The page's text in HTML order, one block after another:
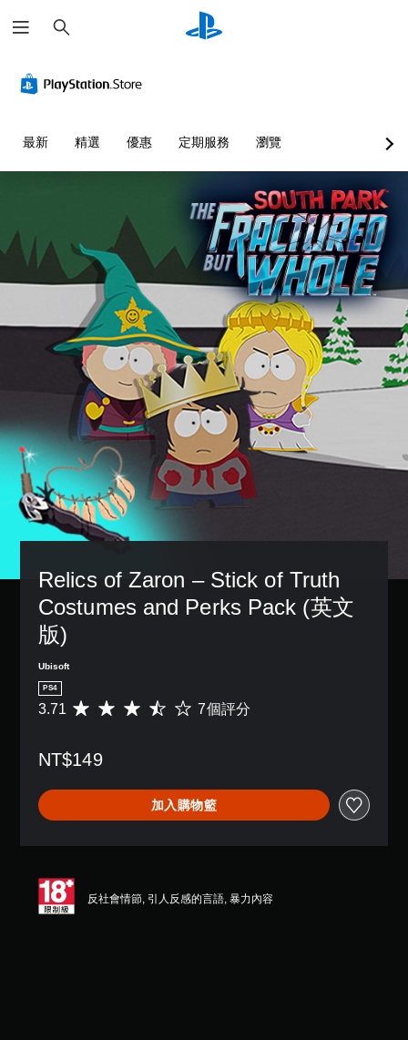
尋
最新 精選 優惠 定期服務 瀏覽
Relics of Zaron – Stick of Truth
Costumes and Perks Pack (英文
版)
Ubisoft
PS4
平
分
3
.
（
滿
3.71 7個評分
NT$149
加入購物籃
反社會情節, 引人反感的言語, 暴力內容